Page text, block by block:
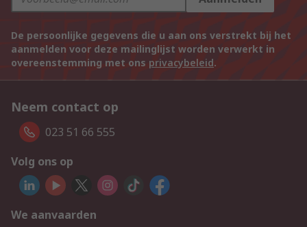
De persoonlijke gegevens die u aan ons verstrekt bij het
aanmelden voor deze mailinglijst worden verwerkt in
overeenstemming met ons privacybeleid.
Neem contact op
023 51 66 555
Volg ons op
We aanvaarden